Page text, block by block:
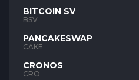
BITCOIN SV
BSV
PANCAKESWAP
CAKE
CRONOS
CRO